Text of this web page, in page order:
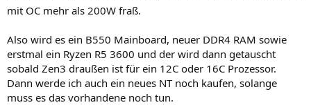
mit OC mehr als 200W fraß.
Also wird es ein B550 Mainboard, neuer DDR4 RAM sowie
erstmal ein Ryzen R5 3600 und der wird dann getauscht
sobald Zen3 draußen ist für ein 12C oder 16C Prozessor.
Dann werde ich auch ein neues NT noch kaufen, solange
muss es das vorhandene noch tun.